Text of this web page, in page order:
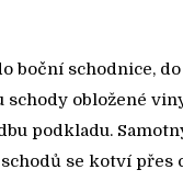
boční schodnice,
schody obložené
podkladu.
se kotví přes